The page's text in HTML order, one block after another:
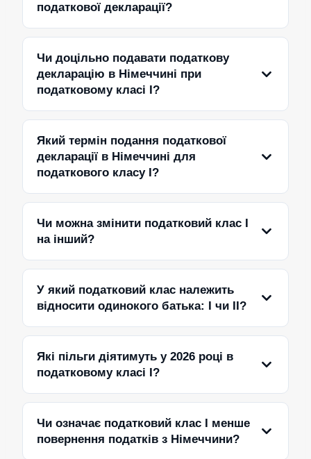
податкової декларації?
Чи доцільно подавати податкову
декларацію в Німеччині при
податковому класі I?
Який термін подання податкової
декларації в Німеччині для
податкового класу I?
Чи можна змінити податковий клас I
на інший?
У який податковий клас належить
відносити одинокого батька: I чи II?
Які пільги діятимуть у 2026 році в
податковому класі I?
Чи означає податковий клас I менше
повернення податків з Німеччини?